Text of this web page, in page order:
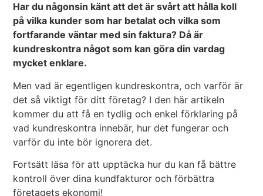
Har du någonsin känt att det är svårt att hålla koll
på vilka kunder som har betalat och vilka som
fortfarande väntar med sin faktura? Då är
kundreskontra något som kan göra din vardag
mycket enklare.
Men vad är egentligen kundreskontra, och varför är
det så viktigt för ditt företag? I den här artikeln
kommer du att få en tydlig och enkel förklaring på
vad kundreskontra innebär, hur det fungerar och
varför du inte bör ignorera det.
Fortsätt läsa för att upptäcka hur du kan få bättre
kontroll över dina kundfakturor och förbättra
företagets ekonomi!